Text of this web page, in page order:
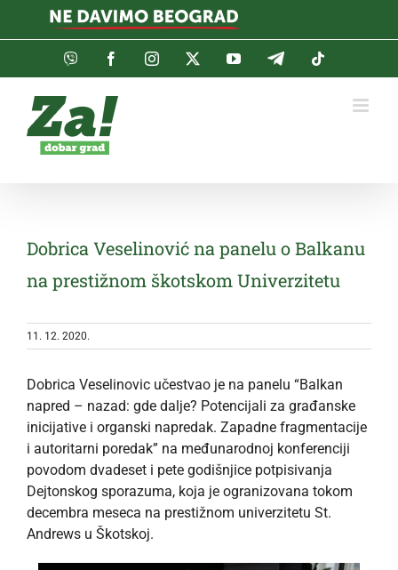
Viber FacebookInstagramTwitterYouTubeTelegram
Dobrica Veselinović na panelu o Balkanu
na prestižnom škotskom Univerzitetu
11. 12. 2020.
Dobrica Veselinovic učestvao je na panelu “Balkan
napred – nazad: gde dalje? Potencijali za građanske
inicijative i organski napredak. Zapadne fragmentacije
i autoritarni poredak” na međunarodnoj konferenciji
povodom dvadeset i pete godišnjice potpisivanja
Dejtonskog sporazuma, koja je ogranizovana tokom
decembra meseca na prestižnom univerzitetu St.
Andrews u Škotskoj.